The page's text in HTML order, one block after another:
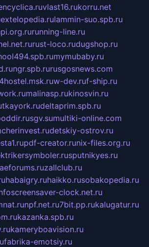
vlast16.rukorru.net
extelopedia.rulammin-suo.spb.ru
running-line.ru
rust-loco.rudugshop.ru
mymubaby.ru
ngr.spb.rurusgosnews.com
w-dev.ruf-ship.ru
malinasp.rukinosvin.ru
deltaprim.spb.ru
sgv.sumultiki-online.com
cherinvest.rudetskiy-ostrov.ru
pdf-creator.runix-files.org.ru
sputnikyes.ru
aeforums.ruzallclub.ru
habaigry.ruhaikko.rusobakopedia.ru
screensaver-clock.net.ru
npf.net.ru7bit.pp.rukalugatur.ru
kazanka.spb.ru
kameryboavision.ru
fabrika-emotsiy.ru